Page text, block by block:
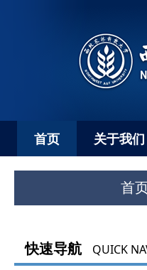
首页 关于我们
首
快速导航 QUICK